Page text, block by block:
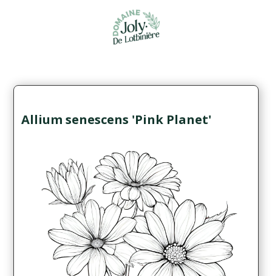
Allium senescens 'Pink Planet'